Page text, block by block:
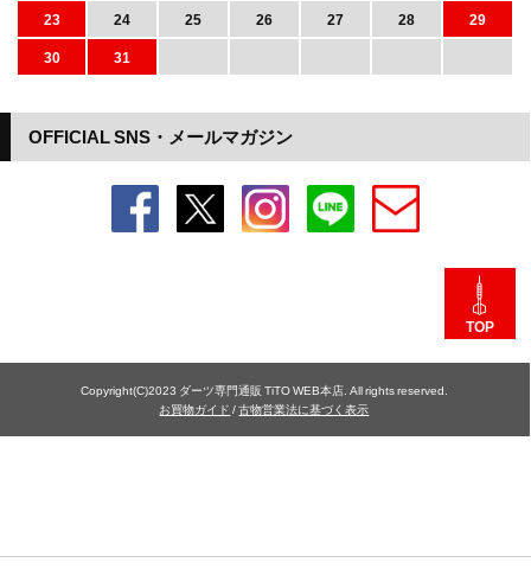
OFFICIAL SNS・メールマガジン
23
24 25 26 27 28
29
30
31
TOP
Copyright(C)2023 ダーツ専門通販 TiTO WEB本店. All rights reserved.
お買物ガイド /古物営業法に基づく表示